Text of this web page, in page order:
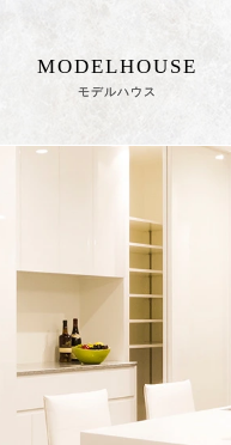
MODELHOUSE
モデルハウス